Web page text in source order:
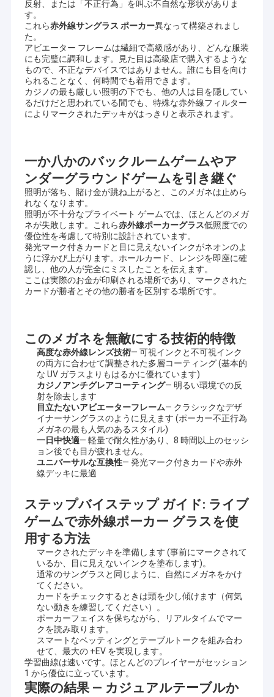
工場旅行
品質管理
私達に連絡しなさい
ニュース
場合
火かき棒のごまかす装置
火かき棒の検光子装置
赤外線コンタクト レンズ
スパイのごまかす装置
文字列コードでマークされたカード
赤外線はトランプを示した
反射、または「不正行為」を叫ぶ不自然な形状がありま
す。
これら赤外線サングラス ポーカー異なって構築されまし
た。
アビエーター フレームは繊細で高級感があり、どんな服装
にも完璧に調和します。見た目は高級店で購入するような
もので、不正なデバイスではありません。誰にも目を向け
られることなく、何時間でも着用できます。
カジノの最も厳しい照明の下でも、他の人は目を隠してい
るだけだと思われている間でも、特殊な赤外線フィルター
によりマークされたデッキがはっきりと表示されます。
一か八かのバックルームゲームやア
ンダーグラウンドゲームを引き継ぐ
照明が落ち、賭け金が跳ね上がると、このメガネは止めら
れなくなります。
照明が不十分なプライベート ゲームでは、ほとんどのメガ
ネが失敗します。これら赤外線ポーカーグラス低照度での
優位性を考慮して特別に設計されています。
発光マーク付きカードと目に見えないインクがネオンのよ
うに浮かび上がります。ホールカード、レンジを即座に確
認し、他の人が完全にミスしたことを伝えます。
ここは実際のお金が印刷される場所であり、マークされた
カードが勝者とその他の勝者を区別する場所です。
このメガネを無敵にする技術的特徴
高度な赤外線レンズ技術— 可視インクと不可視インク
の両方に合わせて調整された多層コーティング (基本的
な UV ガラスよりもはるかに優れています)
カジノアンチグレアコーティング— 明るい環境での反
射を除去します
目立たないアビエーターフレーム— クラシックなデザ
イナーサングラスのように見えます (ポーカー不正行為
メガネの最も人気のあるスタイル)
一日中快適— 軽量で耐久性があり、8 時間以上のセッシ
ョン後でも目が疲れません。
ユニバーサルな互換性— 発光マーク付きカードや赤外
線デッキに最適
ステップバイステップ ガイド: ライブ
ゲームで赤外線ポーカー グラスを使
用する方法
マークされたデッキを準備します (事前にマークされて
いるか、目に見えないインクを塗布します)。
通常のサングラスと同じように、自然にメガネをかけ
てください。
カードをチェックするときは頭を少し傾けます（何気
ない動きを練習してください）。
ポーカーフェイスを保ちながら、リアルタイムでマー
クを読み取ります。
スマートなベッティングとテーブルトークを組み合わ
せて、最大の +EV を実現します。
学習曲線は速いです。ほとんどのプレイヤーがセッション
1 から優位に立っています。
実際の結果 — カジュアルテーブルか
ースキャナー,見えないインクサイドマークカード,バッカラ作弊
装置 その他のポーカー作弊システム
主な製品には 目に見えないインクでマークされたカード,ポーカー
分析機, カード用のコンタクトレンズ,バーコードスキャンカメラ,
テキサスとオマハのプログラムソフトウェアバカラやブラックジ
ャックなどのゲーム用のシャッフラーマシンです. あらゆる種類の
ギャンブル用の作弊装置を製造しています. これらの製品はアメリ
カ,イギリス,アメリカ日本,イタリア,ロシア,東南アジアなど インド
や他の多くの国々にも 支店があります合理的な価格のために,これ
らの製品について私たちの顧客からのフィードバックはかなり良
ック,イン・アウトゲーム,フラッシュゲーム,ニウニウゲーム,マホ
ンジングゲーム,台湾・パイゴウゲーム,中国ポーカー,ベトナムゲ
ーム,カンボジアゲームと地元のゲーム90%以上のゲームが プログ
ラムできます
中国電子研究所と協力して 研究開発を行っています顧客の様々な
ギャンブル要求を満たす より多くの製品を作ることができます品
質は自分でコントロールしました. これらのものを製造する私たち
の工場があります. すべてのディーラーは,このことを知っていま
す.彼らはすでに私たちの工場を訪問し,品質を自分でチェックしま
した. 工場訪問に興味がある場合は,また,私達に連絡することがで
きます. 私たちはいつでも工場にあなたを連れてきます.
世界中から輸入されたカードもたくさんあります コパグ1546 コ
とんどは ストックに入っています
顧客の要求を満たすために,常に開発と改善に自分自身を捧げ,そし
て,私たちと私たちの顧客が,双方の利益を得るよう最善を尽くし続
けます..